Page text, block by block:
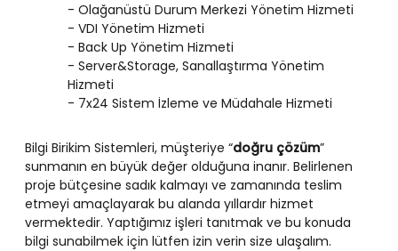
- Olağanüstü Durum Merkezi Yönetim Hizmeti
- VDI Yönetim Hizmeti
- Back Up Yönetim Hizmeti
- Server&Storage, Sanallaştırma Yönetim
Hizmeti
- 7x24 Sistem İzleme ve Müdahale Hizmeti
Bilgi Birikim Sistemleri, müşteriye “doğru çözüm”
sunmanın en büyük değer olduğuna inanır. Belirlenen
proje bütçesine sadık kalmayı ve zamanında teslim
etmeyi amaçlayarak bu alanda yıllardır hizmet
vermektedir. Yaptığımız işleri tanıtmak ve bu konuda
bilgi sunabilmek için lütfen izin verin size ulaşalım.